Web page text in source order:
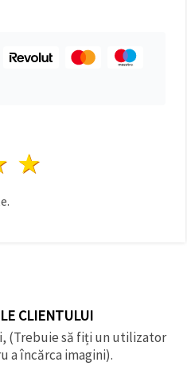
4 stele
CLIENTULUI
(Trebuie să fiți un utilizator
a încărca imagini).